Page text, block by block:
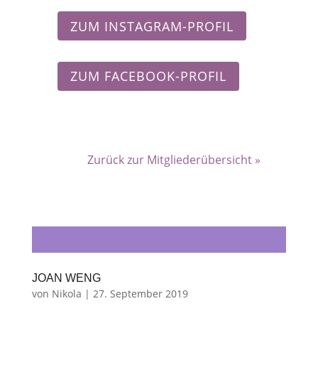
ZUM INSTAGRAM-PROFIL
ZUM FACEBOOK-PROFIL
Zurück zur Mitgliederübersicht »
JOAN WENG
von Nikola | 27. September 2019